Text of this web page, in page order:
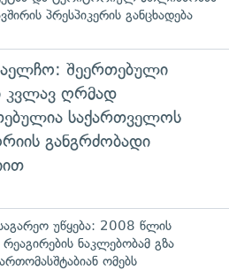
პრესპიკერის განცხადება
შეერთებული
კვლავ ღრმად
საქართველოს
განგრძობადი
უწყება: 2008 წლის
რეაგირების ნაკლებობამ გზა
ომებს